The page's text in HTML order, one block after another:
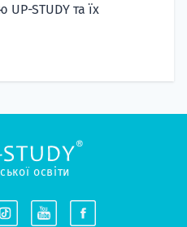
STUDY та їх
освіти